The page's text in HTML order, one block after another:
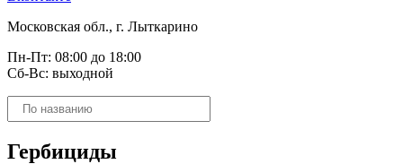
Московская обл., г. Лыткарино
Пн-Пт: 08:00 до 18:00
Сб-Вс: выходной
Поиск
товаров
Гербициды